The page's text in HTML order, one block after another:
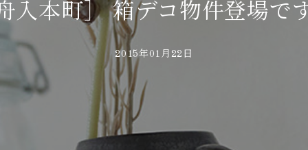
入本町］ 箱デコ物件登場で
2015年01月22日